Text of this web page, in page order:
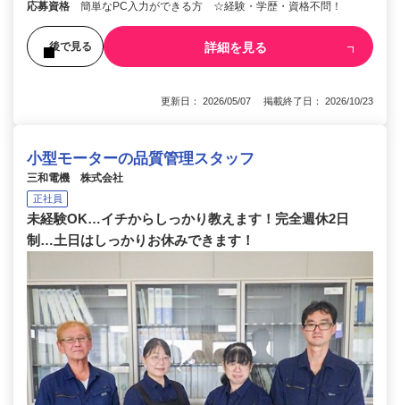
応募資格 簡単なPC入力ができる方 ☆経験・学歴・資格不問！
後で見る 詳細を見る
更新日： 2026/05/07 掲載終了日： 2026/10/23
小型モーターの品質管理スタッフ
三和電機 株式会社
正社員
未経験OK…イチからしっかり教えます！完全週休2日
制…土日はしっかりお休みできます！